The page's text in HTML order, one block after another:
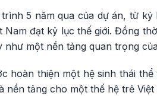
5 năm qua của dự án, từ
đạt kỷ lục thế giới. Đồng
một nền tảng quan trọng
hoàn thiện một hệ sinh thái
tảng cho một thế hệ trẻ